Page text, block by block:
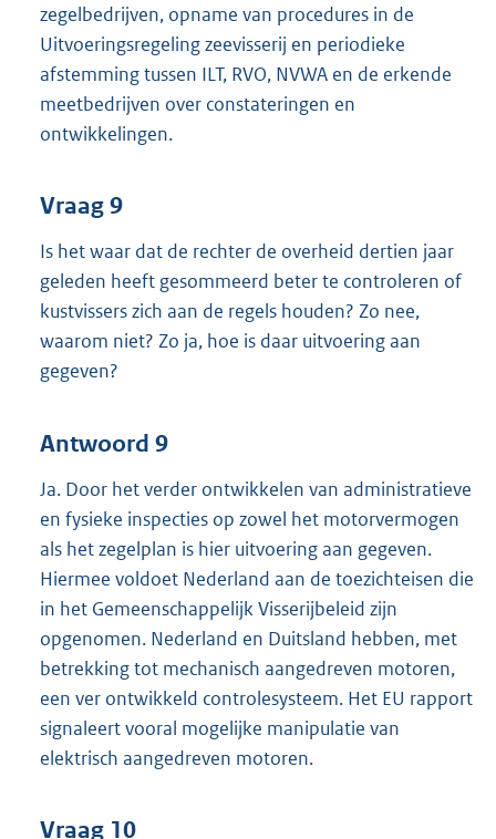
zegelbedrijven, opname van procedures in de
Uitvoeringsregeling zeevisserij en periodieke
afstemming tussen ILT, RVO, NVWA en de erkende
meetbedrijven over constateringen en
ontwikkelingen.
Vraag 9
Is het waar dat de rechter de overheid dertien jaar
geleden heeft gesommeerd beter te controleren of
kustvissers zich aan de regels houden? Zo nee,
waarom niet? Zo ja, hoe is daar uitvoering aan
gegeven?
Antwoord 9
Ja. Door het verder ontwikkelen van administratieve
en fysieke inspecties op zowel het motorvermogen
als het zegelplan is hier uitvoering aan gegeven.
Hiermee voldoet Nederland aan de toezichteisen die
in het Gemeenschappelijk Visserijbeleid zijn
opgenomen. Nederland en Duitsland hebben, met
betrekking tot mechanisch aangedreven motoren,
een ver ontwikkeld controlesysteem. Het EU rapport
signaleert vooral mogelijke manipulatie van
elektrisch aangedreven motoren.
Vraag 10